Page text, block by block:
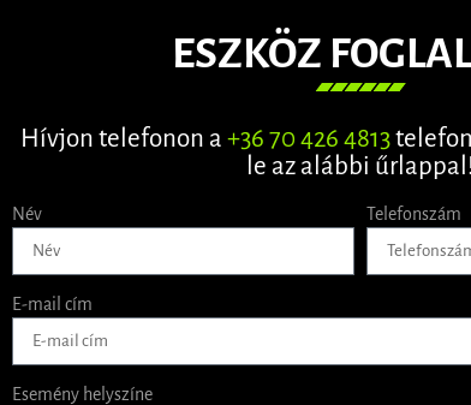
ESZKÖZ
Hívjon telefonon a +36 70 426 4813
le az alábbi űrlappal!
Név Telefonszám
E-mail cím
Esemény helyszíne